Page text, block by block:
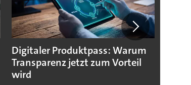
Digitaler Produktpass: Warum
Transparenz jetzt zum Vorteil
wird